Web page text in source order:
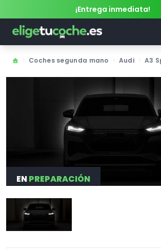
¡Entrega inmediata!
Coches segunda mano Audi A3
ENPREPARACIÓN